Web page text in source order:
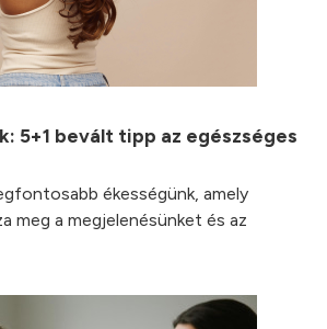
5+1 bevált tipp az egészséges
ékességünk, amely
meg a megjelenésünket és az